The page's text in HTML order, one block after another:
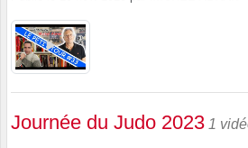
Journée du Judo 2023 1